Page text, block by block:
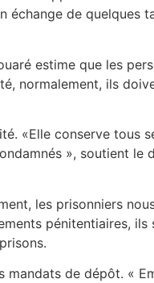
échange de quelques
estime que les
normalement, ils
«Elle conserve tous
», soutient le
les prisonniers
pénitentiaires,
mandats de dépôt. «